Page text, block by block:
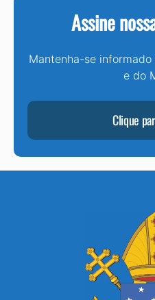
Assine
Mantenha-se
e do
Clique